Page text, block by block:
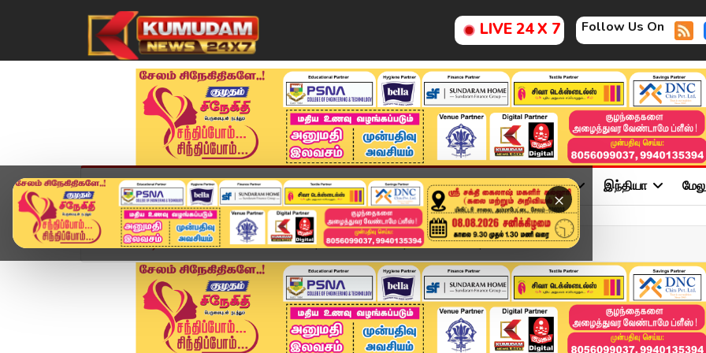
LIVE 24 X 7 Follow Us On
×
முகப்பு விளையாட்டு அண்மை தமிழ்நாடு சினிமா அரசியல் விளையாட்டு இந்தியா
Home வீடியோ ஸ்டோரி Headlines Now | 3 PM Headlines | 10 APR 2026 | ...